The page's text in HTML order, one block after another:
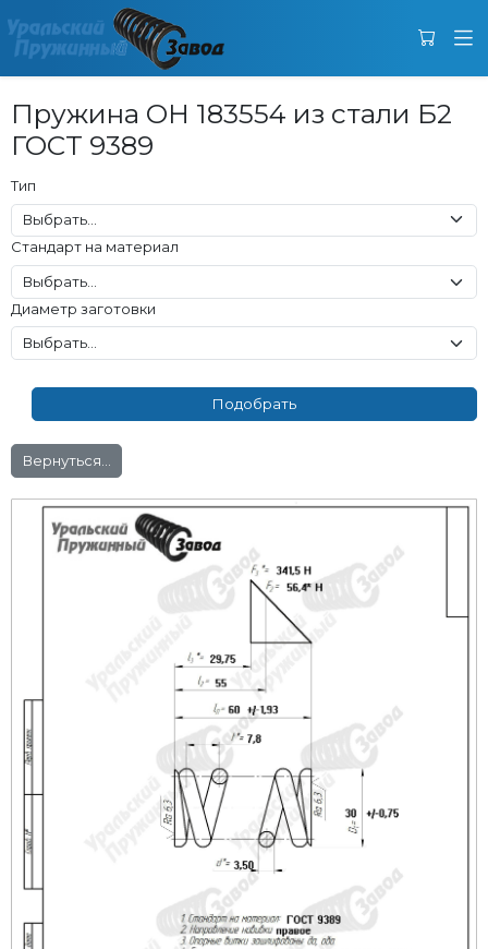
Пружина ОН 183554 из стали Б2
ГОСТ 9389
Тип
Стандарт на материал
Диаметр заготовки
Вернуться...